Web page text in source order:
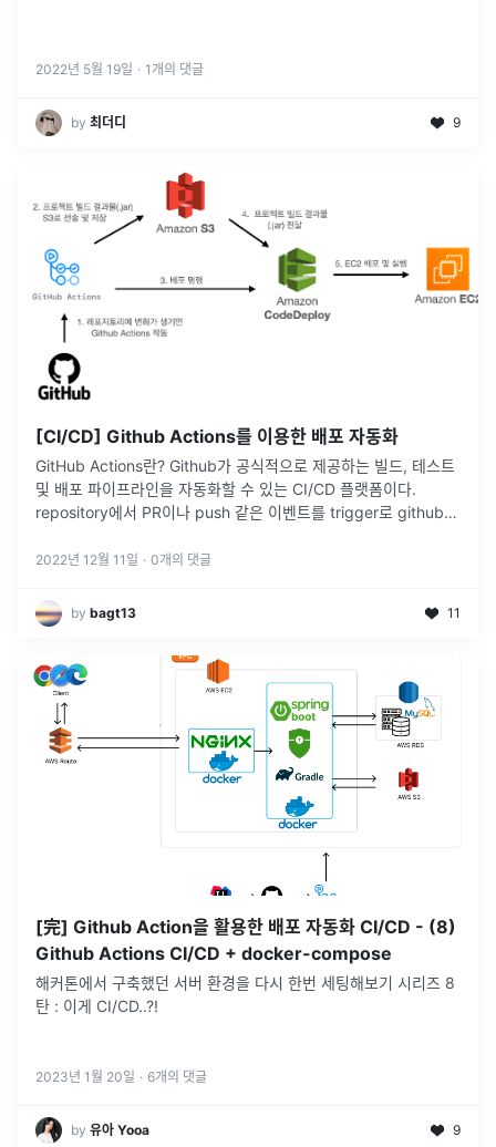
2022년 5월 19일 · 1 개의 댓글
by 최더디 9
[CI/CD] Github Actions를 이용한 배포 자동화
GitHub Actions란? Github가 공식적으로 제공하는 빌드, 테스트
및 배포 파이프라인을 자동화할 수 있는 CI/CD 플랫폼이다.
repository에서 PR이나 push 같은 이벤트를 trigger로 github
2022년 12월 11일 · 0개의 댓글
by bagt13 11
[完] Github Action을 활용한 배포 자동화 CI/CD - (8)
Github Actions CI/CD + docker-compose
해커톤에서 구축했던 서버 환경을 다시 한번 세팅해보기 시리즈 8
탄 : 이게 CI/CD..?!
2023년 1월 20일 · 6개의 댓글
by 유아 Yooa 9